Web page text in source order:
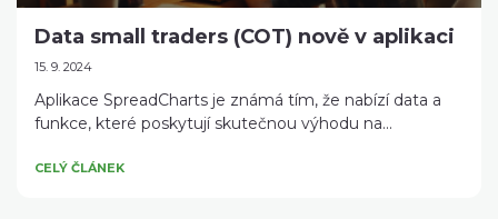
Data small traders (COT) nově v aplikaci
15. 9. 2024
Aplikace SpreadCharts je známá tím, že nabízí data a
funkce, které poskytují skutečnou výhodu na...
CELÝ ČLÁNEK